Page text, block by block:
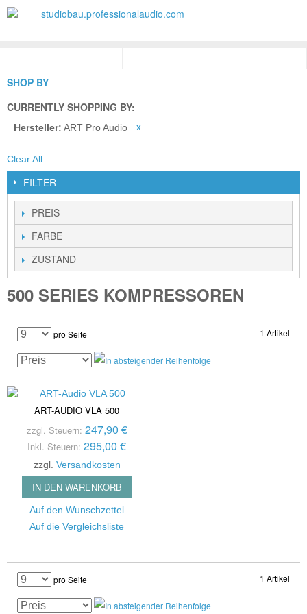
SHOP BY
CURRENTLY SHOPPING BY:
Hersteller: ART Pro Audio
Clear All
FILTER
PREIS
FARBE
ZUSTAND
500 SERIES KOMPRESSOREN
1 Artikel
pro Seite
ART-AUDIO VLA 500
zzgl. Steuern: 247,90 €
Inkl. Steuern: 295,00 €
zzgl. Versandkosten
IN DEN WARENKORB
Auf den Wunschzettel
Auf die Vergleichsliste
1 Artikel
pro Seite